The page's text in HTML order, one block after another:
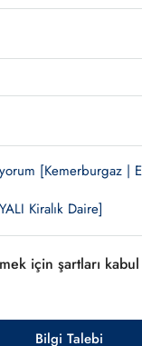
için şartları
Bilgi Talebi